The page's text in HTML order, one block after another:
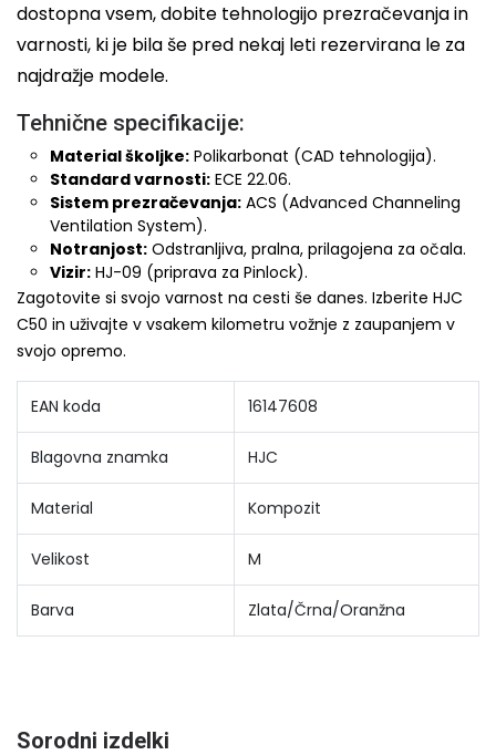
dostopna vsem, dobite tehnologijo prezračevanja in
varnosti, ki je bila še pred nekaj leti rezervirana le za
najdražje modele.
Tehnične specifikacije:
Material školjke: Polikarbonat (CAD tehnologija).
Standard varnosti: ECE 22.06.
Sistem prezračevanja: ACS (Advanced Channeling
Ventilation System).
Notranjost: Odstranljiva, pralna, prilagojena za očala.
Vizir: HJ-09 (priprava za Pinlock).
Zagotovite si svojo varnost na cesti še danes. Izberite HJC
C50 in uživajte v vsakem kilometru vožnje z zaupanjem v
svojo opremo.
EAN koda 16147608
Blagovna znamka HJC
Material Kompozit
Velikost M
Barva Zlata/Črna/Oranžna
Sorodni izdelki